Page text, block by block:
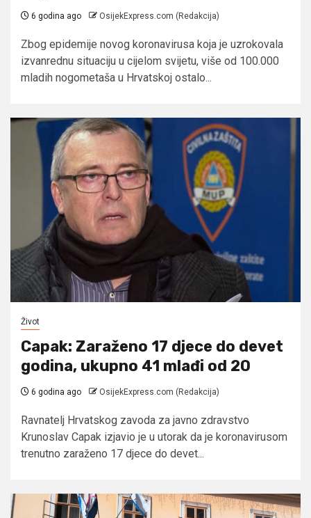
6 godina ago OsijekExpress.com (Redakcija)
Zbog epidemije novog koronavirusa koja je uzrokovala
izvanrednu situaciju u cijelom svijetu, više od 100.000
mladih nogometaša u Hrvatskoj ostalo...
Život
Capak: Zaraženo 17 djece do devet
godina, ukupno 41 mlađi od 20
6 godina ago OsijekExpress.com (Redakcija)
Ravnatelj Hrvatskog zavoda za javno zdravstvo
Krunoslav Capak izjavio je u utorak da je koronavirusom
trenutno zaraženo 17 djece do devet...